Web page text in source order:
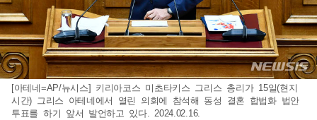
[아테네=AP/뉴시스] 키리아코스 미초타키스 그리스 총리가 15일(현지
시간) 그리스 아테네에서 열린 의회에 참석해 동성 결혼 합법화 법안
투표를 하기 앞서 발언하고 있다. 2024.02.16.